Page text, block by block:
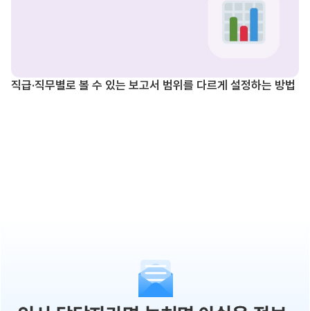
직급·직무별로 볼 수 있는 보고서 범위를 다르게 설정하는 방법